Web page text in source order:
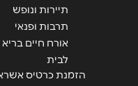
תיירות ונופש
תרבות ופנאי
אורח חיים בריא
לבית
הזמנת כרטיס